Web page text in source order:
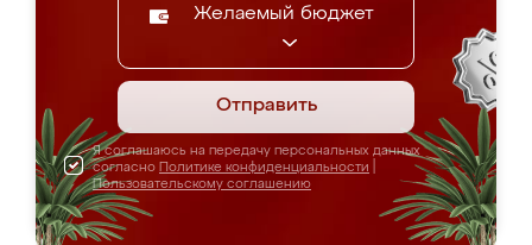
Желаемый бюджет
Отправить
Я соглашаюсь на передачу персональных данных
согласно Политике конфиденциальности
Пользовательскому соглашению